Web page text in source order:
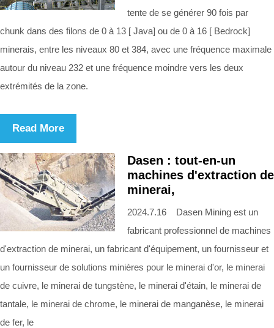
tente de se générer 90 fois par
chunk dans des filons de 0 à 13 [ Java] ou de 0 à 16 [ Bedrock]
minerais, entre les niveaux 80 et 384, avec une fréquence maximale
autour du niveau 232 et une fréquence moindre vers les deux
extrémités de la zone.
Read More
Dasen : tout-en-un
machines d'extraction de
minerai,
2024.7.16 Dasen Mining est un
fabricant professionnel de machines
d'extraction de minerai, un fabricant d'équipement, un fournisseur et
un fournisseur de solutions minières pour le minerai d'or, le minerai
de cuivre, le minerai de tungstène, le minerai d'étain, le minerai de
tantale, le minerai de chrome, le minerai de manganèse, le minerai
de fer, le